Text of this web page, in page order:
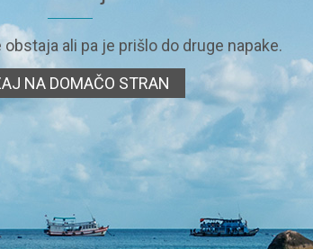
obstaja ali pa je prišlo do druge napake.
NA DOMAČO STRAN